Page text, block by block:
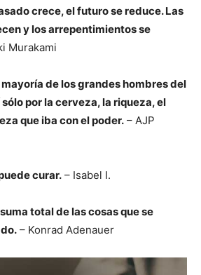
crece, el futuro se reduce. Las
y los arrepentimientos se
Murakami
mayoría de los grandes hombres del
por la cerveza, la riqueza, el
que iba con el poder. – AJP
curar. – Isabel I.
total de las cosas que se
– Konrad Adenauer